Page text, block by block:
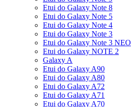
Etui do Galaxy Note 8
Etui do Galaxy Note 5
Etui do Galaxy Note 4
Etui do Galaxy Note 3
Etui do Galaxy Note 3 NEO
Etui do Galaxy NOTE 2
Galaxy A
Etui do Galaxy A90
Etui do Galaxy A80
Etui do Galaxy A72
Etui do Galaxy A71
Etui do Galaxy A70